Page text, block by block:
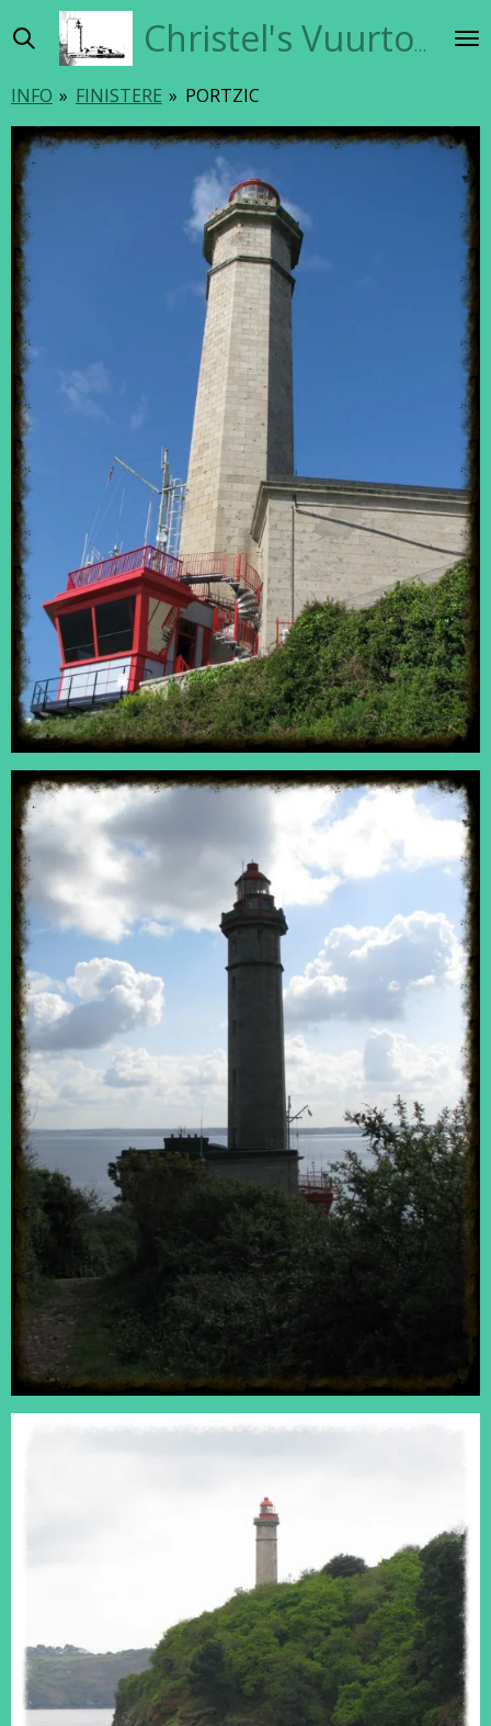
direct
de
hoofdinhoud
Christel's Vuurtorensite
INFO » FINISTERE » PORTZIC